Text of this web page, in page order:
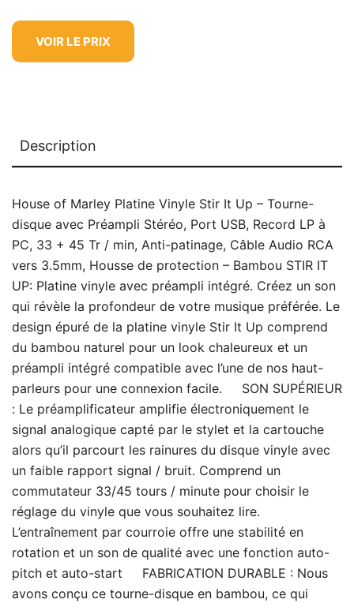
VOIR LE PRIX
Description
House of Marley Platine Vinyle Stir It Up – Tourne-
disque avec Préampli Stéréo, Port USB, Record LP à
PC, 33 + 45 Tr / min, Anti-patinage, Câble Audio RCA
vers 3.5mm, Housse de protection – Bambou STIR IT
UP: Platine vinyle avec préampli intégré. Créez un son
qui révèle la profondeur de votre musique préférée. Le
design épuré de la platine vinyle Stir It Up comprend
du bambou naturel pour un look chaleureux et un
préampli intégré compatible avec l’une de nos haut-
parleurs pour une connexion facile. SON SUPÉRIEUR
: Le préamplificateur amplifie électroniquement le
signal analogique capté par le stylet et la cartouche
alors qu’il parcourt les rainures du disque vinyle avec
un faible rapport signal / bruit. Comprend un
commutateur 33/45 tours / minute pour choisir le
réglage du vinyle que vous souhaitez lire.
L’entraînement par courroie offre une stabilité en
rotation et un son de qualité avec une fonction auto-
pitch et auto-start FABRICATION DURABLE : Nous
avons conçu ce tourne-disque en bambou, ce qui